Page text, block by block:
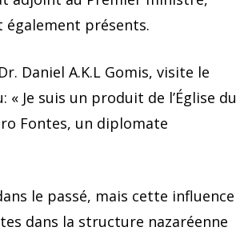
également présents.
Daniel A.K.L Gomis, visite le
Je suis un produit de l’Église du
Fontes, un diplomate
le passé, mais cette influence
dans la structure nazaréenne